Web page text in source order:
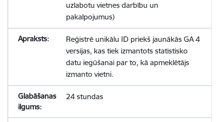
uzlabotu vietnes darbību un
pakalpojumus)
Reģistrē unikālu ID priekš jaunākās GA 4
versijas, kas tiek izmantots statistisko
datu iegūšanai par to, kā apmeklētājs
izmanto vietni.
24 stundas